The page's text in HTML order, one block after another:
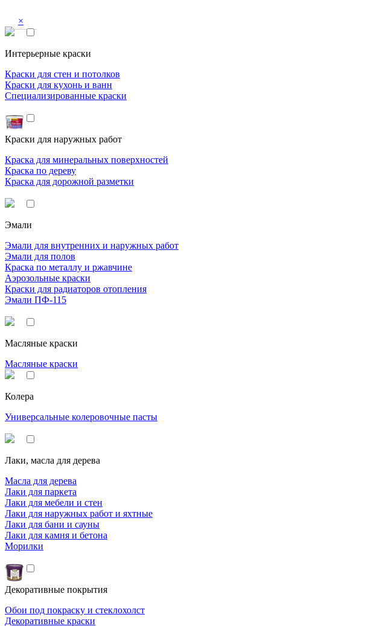
×
Интерьерные краски
Краски для стен и потолков
Краски для кухонь и ванн
Специализированные краски
Краски для наружных работ
Краска для минеральных поверхностей
Краска по дереву
Краска для дорожной разметки
Эмали
Эмали для внутренних и наружных работ
Эмали для полов
Краска по металлу и ржавчине
Аэрозольные краски
Краски для радиаторов отопления
Эмали ПФ-115
Масляные краски
Масляные краски
Колера
Универсальные колеровочные пасты
Лаки, масла для дерева
Масла для дерева
Лаки для паркета
Лаки для мебели и стен
Лаки для наружных работ и яхтные
Лаки для бани и сауны
Лаки для камня и бетона
Морилки
Декоративные покрытия
Обои под покраску и стеклохолст
Декоративные краски